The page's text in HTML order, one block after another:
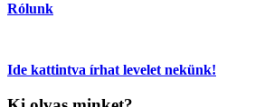
Rólunk
Ide kattintva írhat levelet nekünk!